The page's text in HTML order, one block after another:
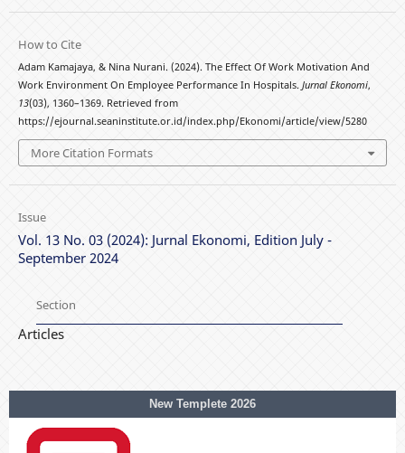
How to Cite
Adam Kamajaya, & Nina Nurani. (2024). The Effect Of Work Motivation And
Work Environment On Employee Performance In Hospitals. Jurnal Ekonomi,
13(03), 1360–1369. Retrieved from
https://ejournal.seaninstitute.or.id/index.php/Ekonomi/article/view/5280
More Citation Formats
Issue
Vol. 13 No. 03 (2024): Jurnal Ekonomi, Edition July -
September 2024
Section
Articles
New Templete 2026